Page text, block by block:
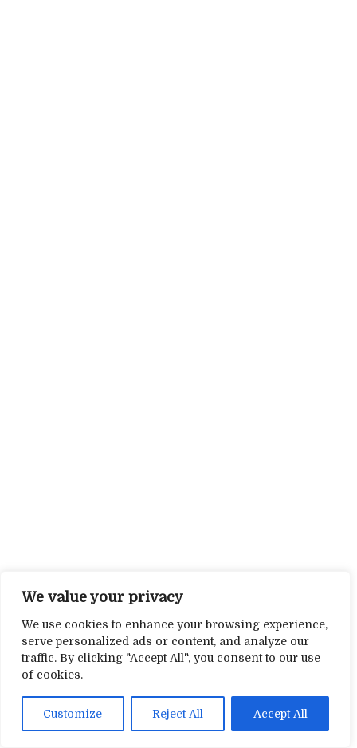
We value your privacy
We use cookies to enhance your browsing experience,
serve personalized ads or content, and analyze our
traffic. By clicking "Accept All", you consent to our use
of cookies.
Customize Reject All Accept All